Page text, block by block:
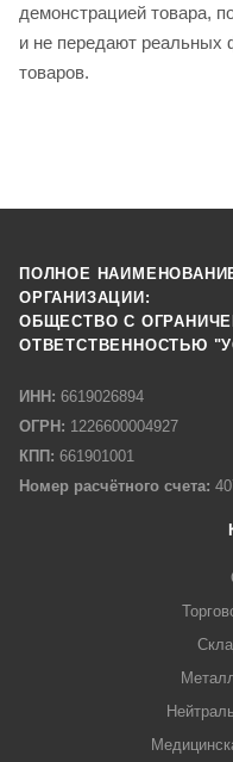
демонстрацией товара,
и не передают реальных
товаров.
ПОЛНОЕ
ОРГАНИЗАЦИИ:
ОБЩЕСТВО С
ОТВЕТСТВЕННОСТЬЮ
ИНН: 6619026894
ОГРН: 1226600004927
КПП: 661901001
Номер расчётного счета: